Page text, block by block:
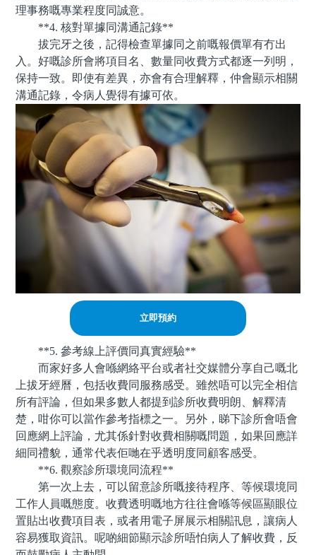
理事務嘅專業程度同誠意。
**4. 核對單據同溝通記錄**
拔完牙之後，記得檢查單據同之前嘅報價單有冇出
入。好嘅診所會將項目名、數量同收費方式都逐一列明，
保持一致。即使有差異，亦會有合理解釋，仲會顯示相關
溝通記錄，令病人覺得有據可依。
立即預約
**5. 參考線上評價同真實經驗**
而家好多人會喺網絡平台或者社交媒體分享自己嘅北
上拔牙經曆，包括收費同服務感受。雖然唔可以完全相信
所有評論，但如果多數人都提到診所收費明朗、解釋清
楚，咁你可以當作參考指標之一。另外，睇下診所會唔會
回應網上評論，尤其係針對收費相關嘅問題，如果回應詳
細同禮貌，通常代表佢哋在乎透明度同顧客感受。
**6. 觀察診所環境同流程**
第一次上去，可以留意診所嘅接待程序、等候環境同
工作人員嘅態度。收費透明嘅地方往往會喺等候區顯眼位
置貼出收費項目表，或者用電子屏展示相關訊息，讓病人
容易獲取資訊。呢啲細節顯示診所唔怕病人了解收費，反